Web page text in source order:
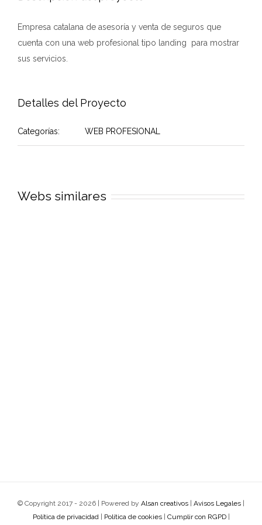
Empresa catalana de asesoría y venta de seguros que
cuenta con una web profesional tipo landing para mostrar
sus servicios.
Detalles del Proyecto
Categorías: WEB PROFESIONAL
Webs similares
© Copyright 2017 - 2026 | Powered by Alsan creativos | Avisos Legales |
Política de privacidad | Política de cookies| Cumplir con RGPD|